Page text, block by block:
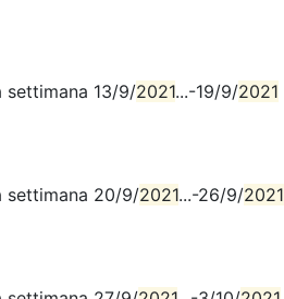
settimana 13/9/2021...-19/9/2021
settimana 20/9/2021...-26/9/2021